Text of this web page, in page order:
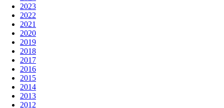
2023
2022
2021
2020
2019
2018
2017
2016
2015
2014
2013
2012